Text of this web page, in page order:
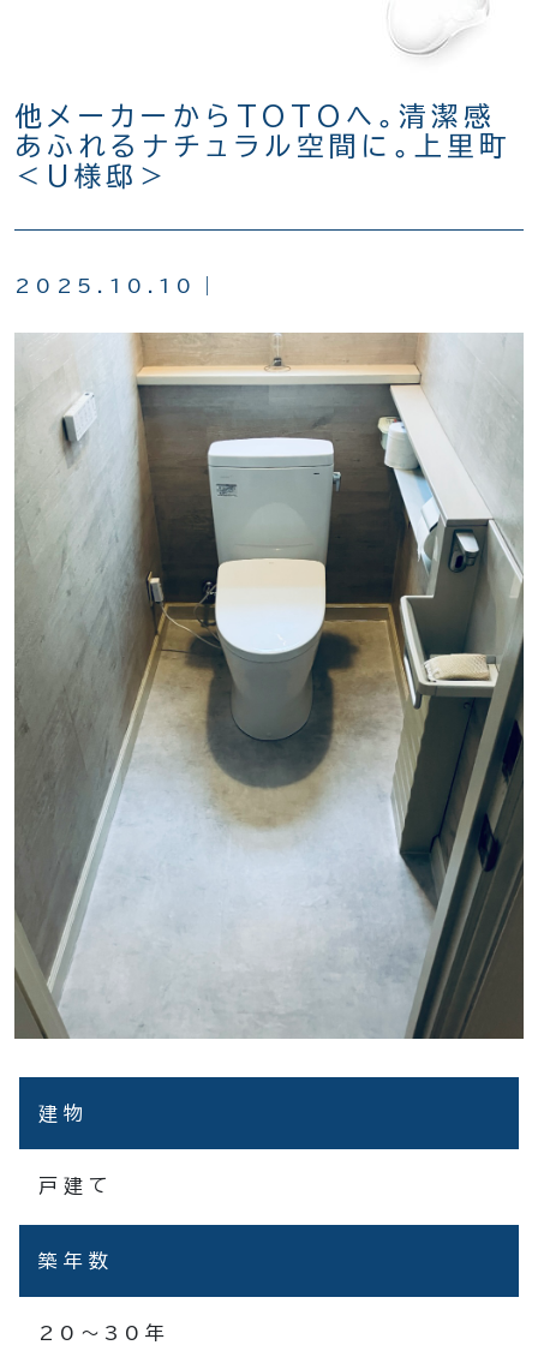
他メーカーからTOTOへ。清潔感
あふれるナチュラル空間に。上里町
＜U様邸＞
2025.10.10｜
建物
戸建て
築年数
20～30年